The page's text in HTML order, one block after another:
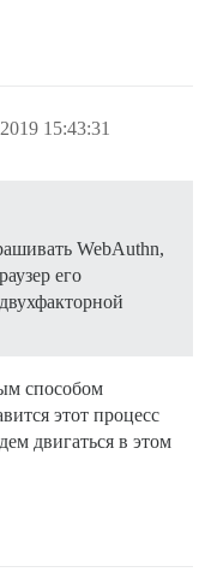
15:43:31
WebAuthn,
его
способом
этот процесс
двигаться в этом